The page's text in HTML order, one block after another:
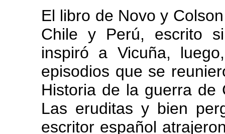
El libro de Novo y
Chile y Perú, escrito
inspiró a Vicuña,
episodios que se
Historia de la guerra de
Las eruditas y bien
escritor español